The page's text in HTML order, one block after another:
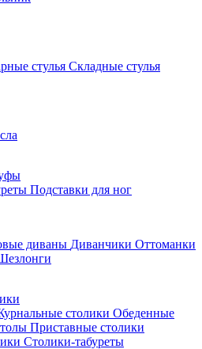
стулья Складные стулья
Подставки для ног
диваны Диванчики Оттоманки
столики Обеденные
Приставные столики
Столики-табуреты